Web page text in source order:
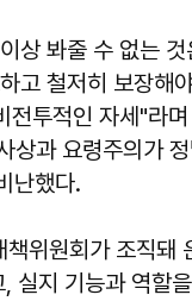
상 봐줄 수 없는 것
고 철저히 보장해
전투적인 자세"라
상과 요령주의가
난했다.
책위원회가 조직돼
실지 기능과 역할